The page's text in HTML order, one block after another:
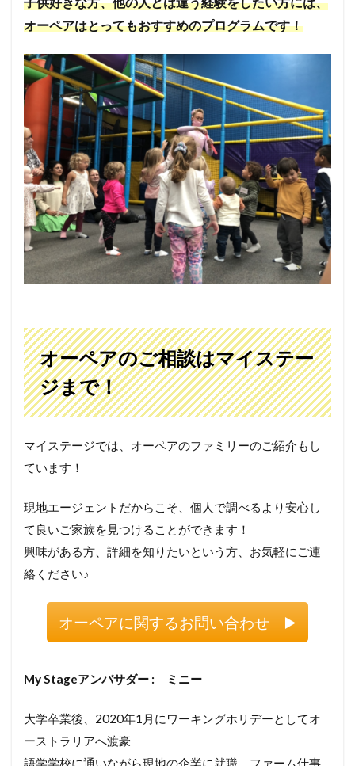
オーペアはとってもおすすめのプログラムです！
オーペアのご相談はマイステー
ジまで！
マイステージでは、オーペアのファミリーのご紹介もし
ています！
現地エージェントだからこそ、個人で調べるより安心し
て良いご家族を見つけることができます！
興味がある方、詳細を知りたいという方、お気軽にご連
絡ください♪
オーペアに関するお問い合わせ ▶️
My Stageアンバサダー : ミニー
大学卒業後、2020年1月にワーキングホリデーとしてオ
ーストラリアへ渡豪
語学学校に通いながら現地の企業に就職、ファーム仕事